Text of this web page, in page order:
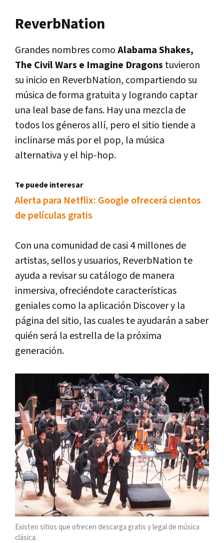
ReverbNation
Grandes nombres comoAlabama Shakes,
The Civil Wars e Imagine Dragons tuvieron
su inicio en ReverbNation, compartiendo su
música de forma gratuita y logrando captar
una leal base de fans. Hay una mezcla de
todos los géneros allí, pero el sitio tiende a
inclinarse más por el pop, la música
alternativa y el hip-hop.
Te puede interesar
Alerta para Netflix: Google ofrecerá cientos
de películas gratis
Con una comunidad de casi 4 millones de
artistas, sellos y usuarios, ReverbNation te
ayuda a revisar su catálogo de manera
inmersiva, ofreciéndote características
geniales como la aplicación Discover y la
página del sitio, las cuales te ayudarán a saber
quién será la estrella de la próxima
generación.
Existen sitios que ofrecen descarga gratis y legal de música
clásica.